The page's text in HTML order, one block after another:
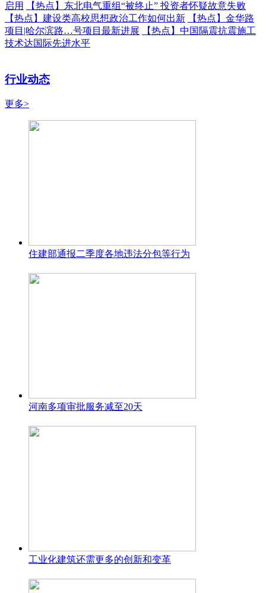
启用
【热点】 东北电气重组“被终止” 投资者怀疑故意失败
【热点】 建设类高校思想政治工作如何出新 【热点】 金华路
项目|哈尔滨路…号项目最新进展
【热点】 中国隔震抗震施工
技术达国际先进水平
行业动态
更多>
住建部通报二季度各地违法分包等行为
河南多项审批服务减至20天
工业化建筑还需更多的创新和变革